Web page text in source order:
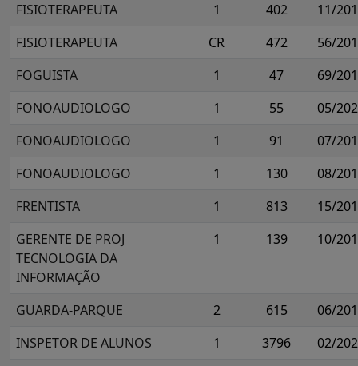
FISIOTERAPEUTA
1 402
11/
FISIOTERAPEUTA
CR 472
56/
FOGUISTA
1 47
69/
FONOAUDIOLOGO
1 55
05/
FONOAUDIOLOGO
1 91
07/
FONOAUDIOLOGO
1 130
08/
FRENTISTA
1 813
15/
GERENTE DE PROJ
TECNOLOGIA DA
INFORMAÇÃO
1 139 10/
GUARDA-PARQUE 2 615
06/
INSPETOR DE ALUNOS
1 3796
02/